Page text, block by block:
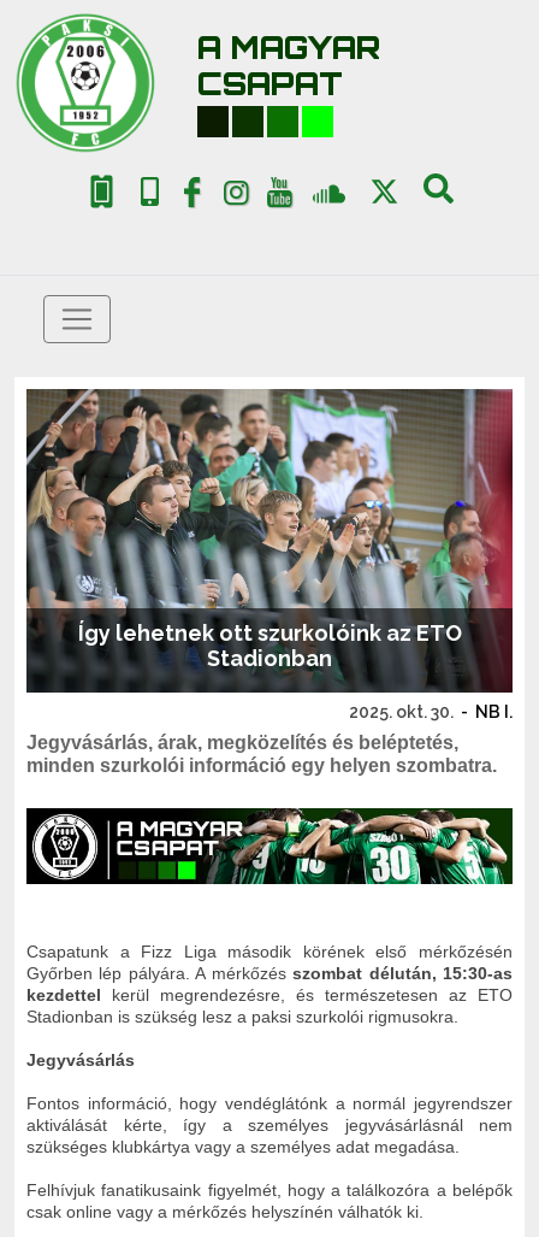
A MAGYAR
CSAPAT
Így lehetnek ott szurkolóink az ETO
Stadionban
2025. okt. 30. - NB I.
Jegyvásárlás, árak, megközelítés és beléptetés,
minden szurkolói információ egy helyen szombatra.
Csapatunk a Fizz Liga második körének első mérkőzésén
Győrben lép pályára. A mérkőzés szombat délután, 15:30-as
kezdettel
kerül megrendezésre, és természetesen az ETO
Stadionban is szükség lesz a paksi szurkolói rigmusokra.
Jegyvásárlás
Fontos információ, hogy vendéglátónk a normál jegyrendszer
aktiválását kérte, így a személyes jegyvásárlásnál nem
szükséges klubkártya vagy a személyes adat megadása.
Felhívjuk fanatikusaink figyelmét, hogy a találkozóra a belépők
csak online vagy a mérkőzés helyszínén válhatók ki.